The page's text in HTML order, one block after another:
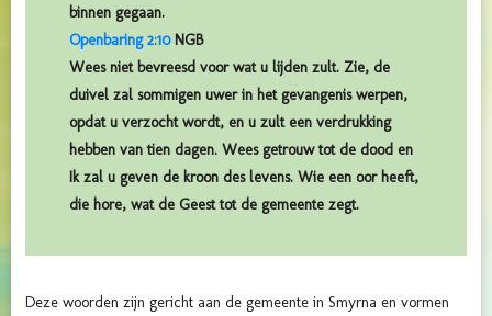
binnen gegaan.
Openbaring 2:10NGB
Wees niet bevreesd voor wat u lijden zult. Zie, de
duivel zal sommigen uwer in het gevangenis werpen,
opdat u verzocht wordt, en u zult een verdrukking
hebben van tien dagen. Wees getrouw tot de dood en
Ik zal u geven de kroon des levens. Wie een oor heeft,
die hore, wat de Geest tot de gemeente zegt.
Deze woorden zijn gericht aan de gemeente in Smyrna en vormen